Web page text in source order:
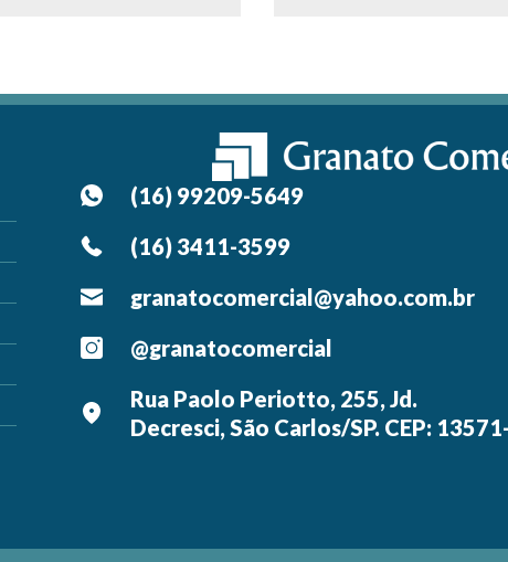
(16) 99209-5649
(16) 3411-3599
granatocomercial@yahoo.com.br
@granatocomercial
Rua Paolo Periotto, 255, Jd.
Decresci, São Carlos/SP. CEP: